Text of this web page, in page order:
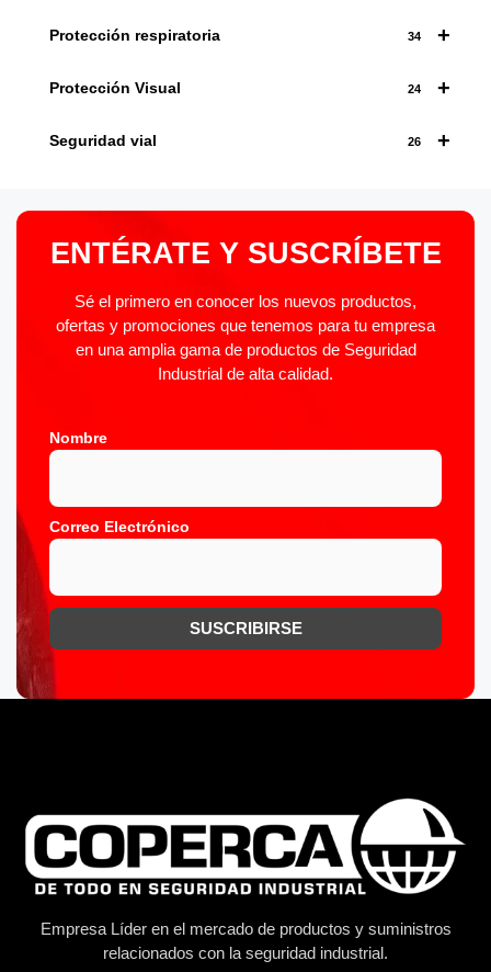
+
Protección respiratoria 34
+
Protección Visual 24
+
Seguridad vial 26
ENTÉRATE Y SUSCRÍBETE
Sé el primero en conocer los nuevos productos,
ofertas y promociones que tenemos para tu empresa
en una amplia gama de productos de Seguridad
Industrial de alta calidad.
Nombre
Correo Electrónico
Empresa Líder en el mercado de productos y suministros
relacionados con la seguridad industrial.